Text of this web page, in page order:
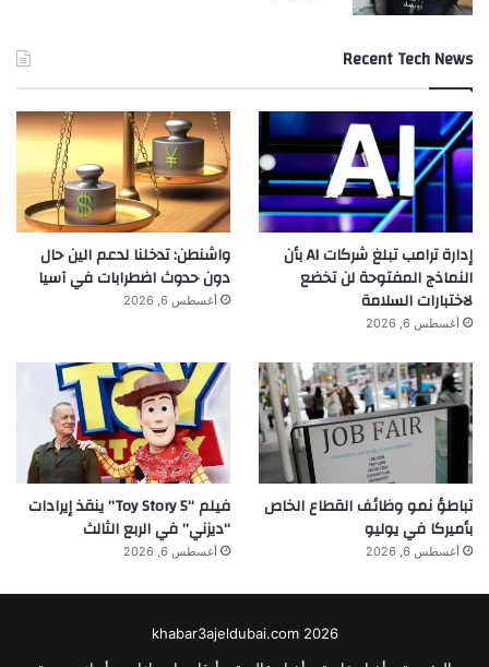
Recent Tech News
إدارة ترامب تبلغ شركات AI بأن
النماذج المفتوحة لن تخضع
لاختبارات السلامة
أغسطس 6, 2026
واشنطن: تدخلنا لدعم الين حال
دون حدوث اضطرابات في آسيا
أغسطس 6, 2026
تباطؤ نمو وظائف القطاع الخاص
بأميركا في يوليو
أغسطس 6, 2026
فيلم “Toy Story 5” ينقذ إيرادات
“ديزني” في الربع الثالث
أغسطس 6, 2026
khabar3ajeldubai.com 2026